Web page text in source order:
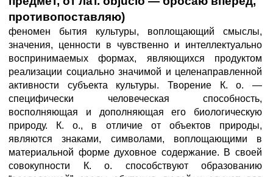
противопоставляю)
феномен бытия культуры, воплощающий смыслы,
значения, ценности в чувственно и интеллектуально
воспринимаемых формах, являющихся продуктом
реализации социально значимой и целенаправленной
активности субъекта культуры. Творение К. о. —
специфически человеческая способность,
восполняющая и дополняющая его биологическую
природу. К. о., в отличие от объектов природы,
являются знаками, символами, воплощающими в
материальной форме духовное содержание. В своей
совокупности К. о. способствуют образованию